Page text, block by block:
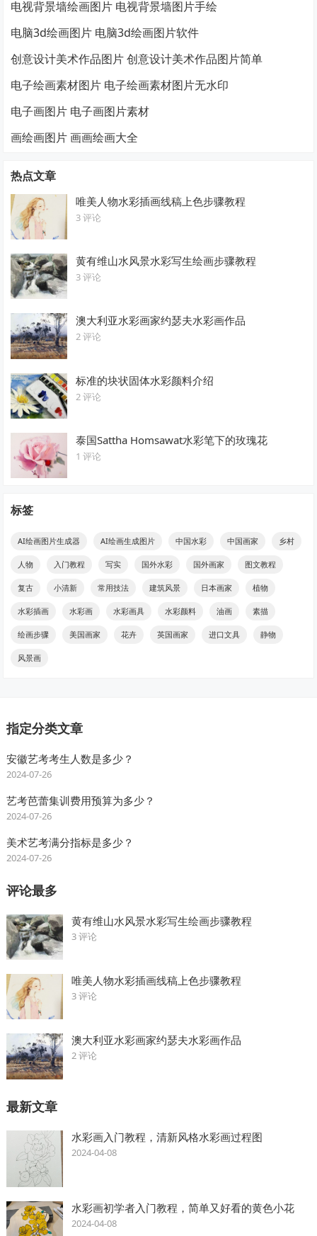
电视背景墙绘画图片 电视背景墙图片手绘
电脑3d绘画图片 电脑3d绘画图片软件
创意设计美术作品图片 创意设计美术作品图片简单
电子绘画素材图片 电子绘画素材图片无水印
电子画图片 电子画图片素材
画绘画图片 画画绘画大全
热点文章
唯美人物水彩插画线稿上色步骤教程
3 评论
黄有维山水风景水彩写生绘画步骤教程
3 评论
澳大利亚水彩画家约瑟夫水彩画作品
2 评论
标准的块状固体水彩颜料介绍
2 评论
泰国Sattha Homsawat水彩笔下的玫瑰花
1 评论
标签
AI绘画图片生成器 AI绘画生成图片 中国水彩 中国画家 乡村
人物 入门教程 写实 国外水彩 国外画家 图文教程
复古 小清新 常用技法 建筑风景 日本画家 植物
水彩插画 水彩画 水彩画具 水彩颜料 油画 素描
绘画步骤 美国画家 花卉 英国画家 进口文具 静物
风景画
指定分类文章
安徽艺考考生人数是多少？
2024-07-26
艺考芭蕾集训费用预算为多少？
2024-07-26
美术艺考满分指标是多少？
2024-07-26
评论最多
黄有维山水风景水彩写生绘画步骤教程
3 评论
唯美人物水彩插画线稿上色步骤教程
3 评论
澳大利亚水彩画家约瑟夫水彩画作品
2 评论
最新文章
水彩画入门教程，清新风格水彩画过程图
2024-04-08
水彩画初学者入门教程，简单又好看的黄色小花
2024-04-08